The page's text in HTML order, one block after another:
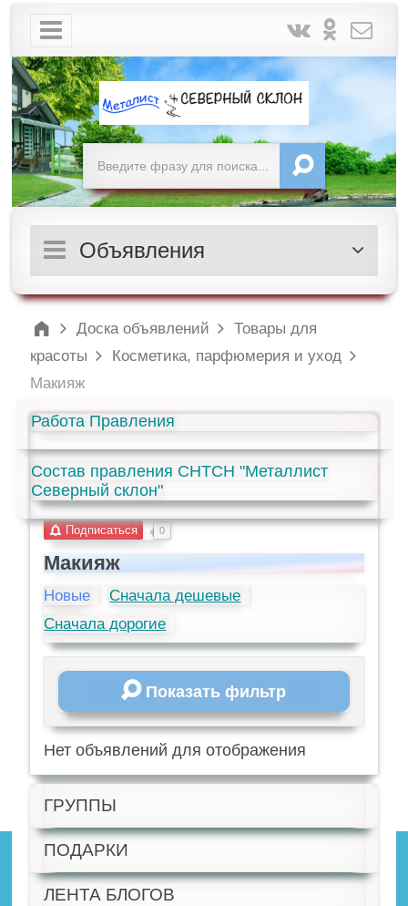
Объявления
Доска объявлений
Товары для
красоты
Косметика, парфюмерия и уход
Макияж
Работа Правления
Состав правления СНТСН "Металлист
Северный склон"
Подписаться 0
Макияж
Новые
Сначала дешевые
Сначала дорогие
Показать фильтр
Нет объявлений для отображения
ГРУППЫ
ПОДАРКИ
ЛЕНТА БЛОГОВ